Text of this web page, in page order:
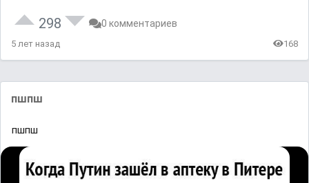
298 0 комментариев
5 лет назад 168
пшпш
пшпш